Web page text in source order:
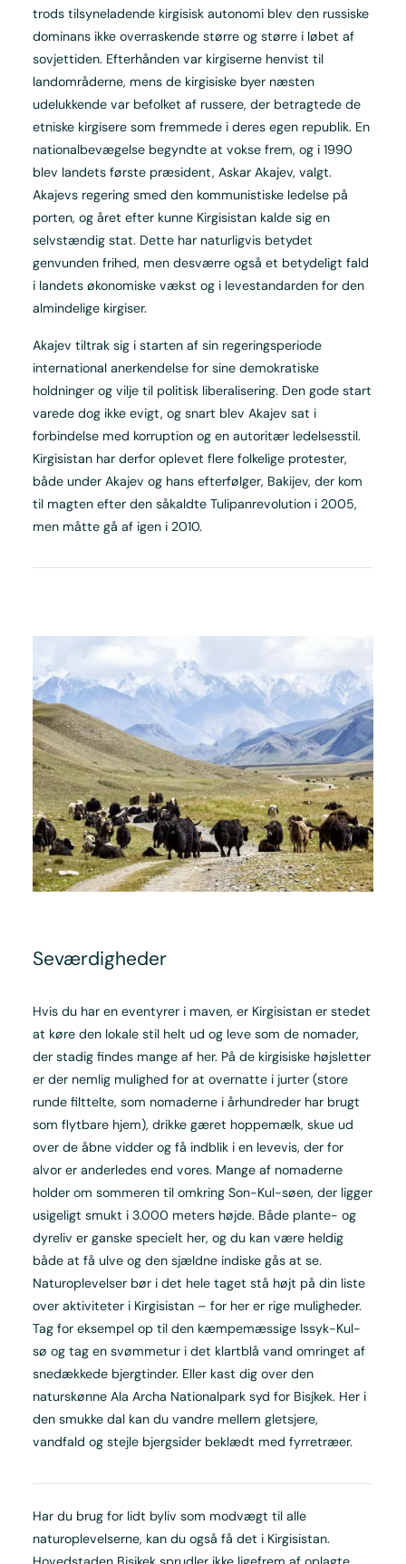
trods tilsyneladende kirgisisk autonomi blev den russiske
dominans ikke overraskende større og større i løbet af
sovjettiden. Efterhånden var kirgiserne henvist til
landområderne, mens de kirgisiske byer næsten
udelukkende var befolket af russere, der betragtede de
etniske kirgisere som fremmede i deres egen republik. En
nationalbevægelse begyndte at vokse frem, og i 1990
blev landets første præsident, Askar Akajev, valgt.
Akajevs regering smed den kommunistiske ledelse på
porten, og året efter kunne Kirgisistan kalde sig en
selvstændig stat. Dette har naturligvis betydet
genvunden frihed, men desværre også et betydeligt fald
i landets økonomiske vækst og i levestandarden for den
almindelige kirgiser.
Akajev tiltrak sig i starten af sin regeringsperiode
international anerkendelse for sine demokratiske
holdninger og vilje til politisk liberalisering. Den gode start
varede dog ikke evigt, og snart blev Akajev sat i
forbindelse med korruption og en autoritær ledelsesstil.
Kirgisistan har derfor oplevet flere folkelige protester,
både under Akajev og hans efterfølger, Bakijev, der kom
til magten efter den såkaldte Tulipanrevolution i 2005,
men måtte gå af igen i 2010.
Seværdig­heder
Hvis du har en eventyrer i maven, er Kirgisistan er stedet
at køre den lokale stil helt ud og leve som de nomader,
der stadig findes mange af her. På de kirgisiske højsletter
er der nemlig mulighed for at overnatte i jurter (store
runde filttelte, som nomaderne i århundreder har brugt
som flytbare hjem), drikke gæret hoppemælk, skue ud
over de åbne vidder og få indblik i en levevis, der for
alvor er anderledes end vores. Mange af nomaderne
holder om sommeren til omkring Son-Kul-søen, der ligger
usigeligt smukt i 3.000 meters højde. Både plante- og
dyreliv er ganske specielt her, og du kan være heldig
både at få ulve og den sjældne indiske gås at se.
Naturoplevelser bør i det hele taget stå højt på din liste
over aktiviteter i Kirgisistan – for her er rige muligheder.
Tag for eksempel op til den kæmpemæssige Issyk-Kul-
sø og tag en svømmetur i det klartblå vand omringet af
snedækkede bjergtinder. Eller kast dig over den
naturskønne Ala Archa Nationalpark syd for Bisjkek. Her i
den smukke dal kan du vandre mellem gletsjere,
vandfald og stejle bjergsider beklædt med fyrretræer.
Har du brug for lidt byliv som modvægt til alle
naturoplevelserne, kan du også få det i Kirgisistan.